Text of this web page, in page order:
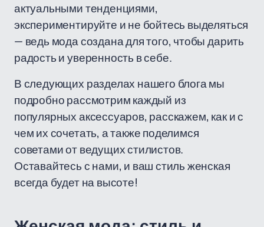
актуальными тенденциями,
экспериментируйте и не бойтесь выделяться
— ведь мода создана для того, чтобы дарить
радость и уверенность в себе.
В следующих разделах нашего блога мы
подробно рассмотрим каждый из
популярных аксессуаров, расскажем, как и с
чем их сочетать, а также поделимся
советами от ведущих стилистов.
Оставайтесь с нами, и ваш стиль женская
всегда будет на высоте!